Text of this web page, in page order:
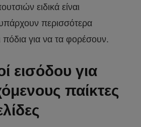
ειδικά είναι
περισσότερα
για να τα φορέσουν.
εισόδου για
παίκτες